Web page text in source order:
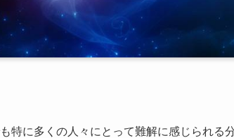
特に多くの人々にとって難解に感じられる